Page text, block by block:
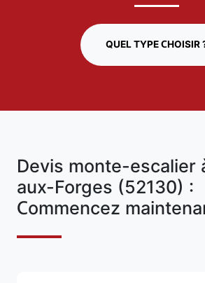
QUEL TYPE CHOISIR
Devis monte-escalier
aux-Forges (52130) :
Commencez